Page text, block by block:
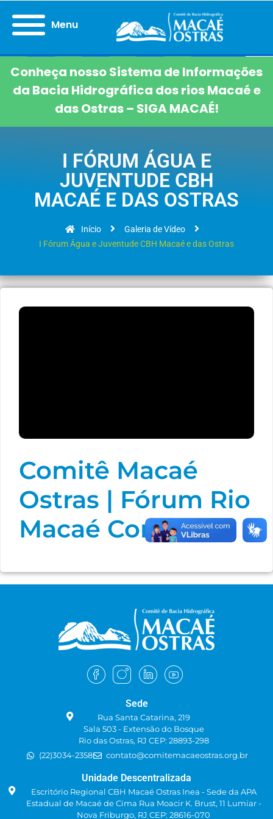
Menu
Conheça nosso Sistema de Informações
da Bacia Hidrográfica dos rios Macaé e
das Ostras – SIGA MACAÉ!
I FÓRUM ÁGUA E
JUVENTUDE CBH
MACAÉ E DAS OSTRAS
Início
Galeria de Vídeo
I Fórum Água e Juventude CBH Macaé e das Ostras
Comitê Macaé
Ostras | Fórum Rio
Macaé ComVida
Sede
Rua Santa Catarina, 219
Sala 503 - Extensão do Bosque
Rio das Ostras, RJ CEP: 28893-298
(22)3034-2358
contato@comitemacaeostras.org.br
Unidade Descentralizada
Escritório Regional CBH Macaé Ostras Inea - Sede da APA
Estadual de Macaé de Cima Rua Moacir K. Brust, 11 Lumiar -
Nova Friburgo, RJ CEP: 28616-070